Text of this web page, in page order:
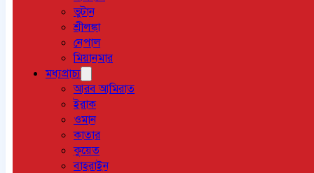
ভুটান
শ্রীলঙ্কা
নেপাল
মিয়ানমার
মধ্যপ্রাচ্য
আরব আমিরাত
ইরাক
ওমান
কাতার
কুয়েত
বাহরাইন